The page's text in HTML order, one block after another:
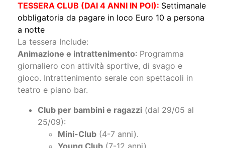
3/4/5 letto dai 12 anni:-30 % di sconto
TESSERA CLUB (DAI 4 ANNI IN POI):
Settimanale
obbligatoria da pagare in loco Euro 10 a persona
a notte
La tessera Include:
Animazione e intrattenimento : Programma
giornaliero con attività sportive, di svago e
gioco. Intrattenimento serale con spettacoli in
teatro e piano bar.
Club per bambini e ragazzi
25/09):